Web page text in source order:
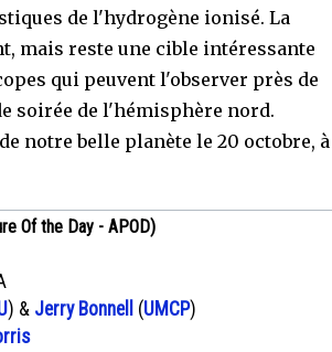
de l'hydrogène ionisé. La
mais reste une cible intéressante
qui peuvent l'observer près de
soirée de l'hémisphère nord.
notre belle planète le 20 octobre, à
Of the Day - APOD)
) & Jerry Bonnell (UMCP)